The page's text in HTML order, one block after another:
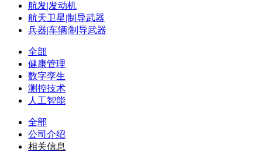
航发|发动机
航天卫星|制导武器
兵器|车辆|制导武器
全部
健康管理
数字孪生
测控技术
人工智能
全部
公司介绍
相关信息